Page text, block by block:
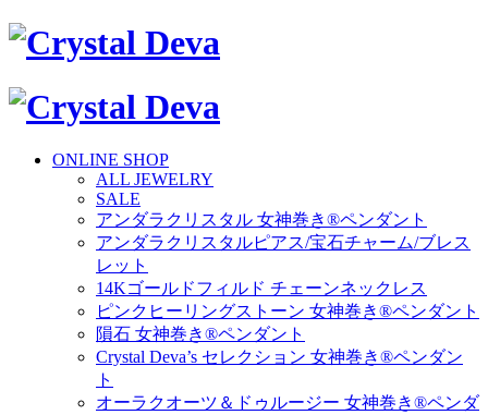
ONLINE SHOP
ALL JEWELRY
SALE
アンダラクリスタル 女神巻き®ペンダント
アンダラクリスタルピアス/宝石チャーム/ブレス
レット
14Kゴールドフィルド チェーンネックレス
ピンクヒーリングストーン 女神巻き®ペンダント
隕石 女神巻き®ペンダント
Crystal Deva’s セレクション 女神巻き®ペンダン
ト
オーラクオーツ＆ドゥルージー 女神巻き®ペンダ